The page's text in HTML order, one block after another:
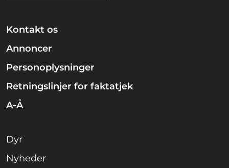
Kontakt os
Annoncer
Personoplysninger
Retningslinjer for faktatjek
A-Å
Dyr
Nyheder